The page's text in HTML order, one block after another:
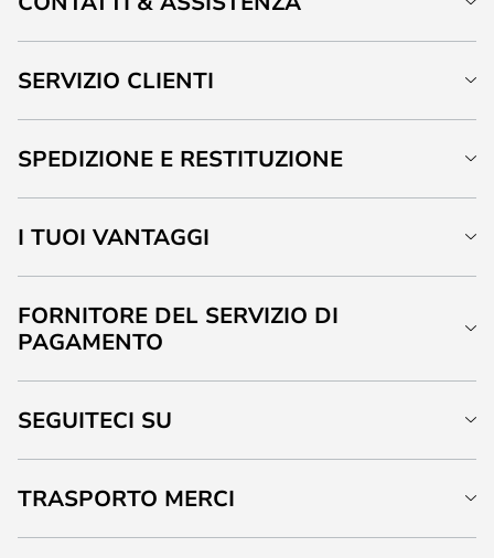
SERVIZIO CLIENTI
SPEDIZIONE E RESTITUZIONE
I TUOI VANTAGGI
FORNITORE DEL SERVIZIO DI
PAGAMENTO
SEGUITECI SU
TRASPORTO MERCI